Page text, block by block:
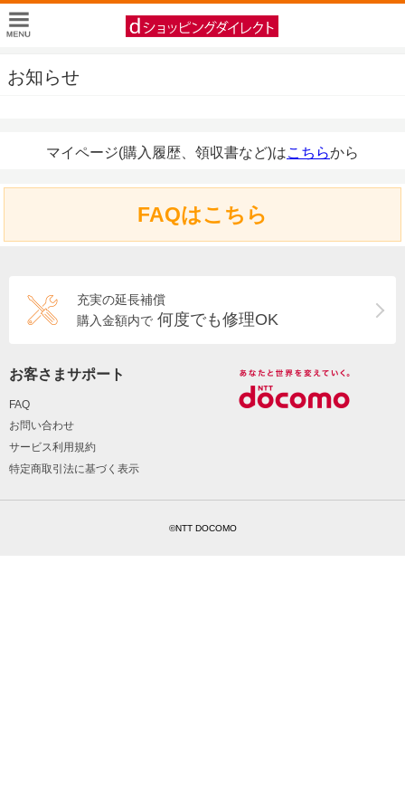
お知らせ
マイページ(購入履歴、領収書など)はこちらから
FAQはこちら
充実の延長補償
購入金額内で 何度でも修理OK
お客さまサポート
FAQ
お問い合わせ
サービス利用規約
特定商取引法に基づく表示
©NTT DOCOMO